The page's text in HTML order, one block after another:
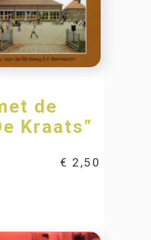
de
Kraats”
€ 2,50